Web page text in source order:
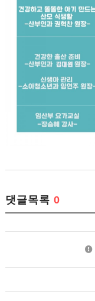
댓글목록0